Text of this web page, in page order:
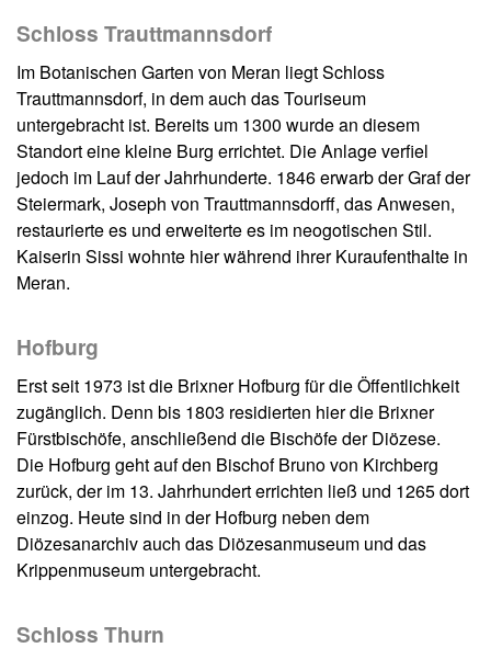
Schloss Trauttmannsdorf
Im Botanischen Garten von Meran liegt Schloss
Trauttmannsdorf, in dem auch das Touriseum
untergebracht ist. Bereits um 1300 wurde an diesem
Standort eine kleine Burg errichtet. Die Anlage verfiel
jedoch im Lauf der Jahrhunderte. 1846 erwarb der Graf der
Steiermark, Joseph von Trauttmannsdorff, das Anwesen,
restaurierte es und erweiterte es im neogotischen Stil.
Kaiserin Sissi wohnte hier während ihrer Kuraufenthalte in
Meran.
Hofburg
Erst seit 1973 ist die Brixner Hofburg für die Öffentlichkeit
zugänglich. Denn bis 1803 residierten hier die Brixner
Fürstbischöfe, anschließend die Bischöfe der Diözese.
Die Hofburg geht auf den Bischof Bruno von Kirchberg
zurück, der im 13. Jahrhundert errichten ließ und 1265 dort
einzog. Heute sind in der Hofburg neben dem
Diözesanarchiv auch das Diözesanmuseum und das
Krippenmuseum untergebracht.
Schloss Thurn